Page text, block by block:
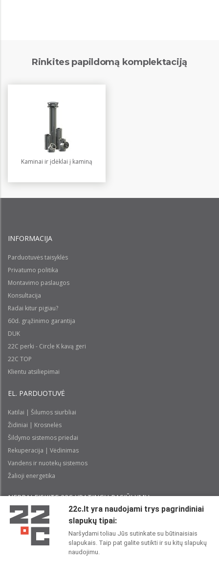
Rinkites papildomą komplektaciją
Kaminai ir įdėklai į kaminą
INFORMACIJA
Parduotuvės taisyklės
Privatumo politika
Montavimo paslaugos
Konsultacija
Radai kitur pigiau?
60d. grąžinimo garantija
DUK
22C perki - Circle K kavą geri
22C TOP
Klientu atsiliepimai
EL. PARDUOTUVĖ
Katilai | Šilumos siurbliai
Židiniai | Krosnelės
Šildymo sistemos priedai
Rekuperacija | Vėdinimas
Vandens ir nuotekų sistemos
Žalioji energetika
NEPRALEISKITE 22С YPATINGŲ PASIŪLYMŲ:
Perskaičiau ir sutinku su 22CPrivatumo politika
22c.lt yra naudojami trys pagrindiniai
slapukų tipai:
Naršydami toliau Jūs sutinkate su būtinaisiais
slapukais. Taip pat galite sutikti ir su kitų slapukų
naudojimu.